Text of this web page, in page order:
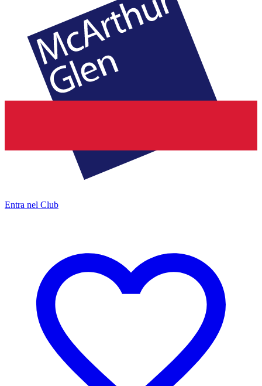
Entra nel Club